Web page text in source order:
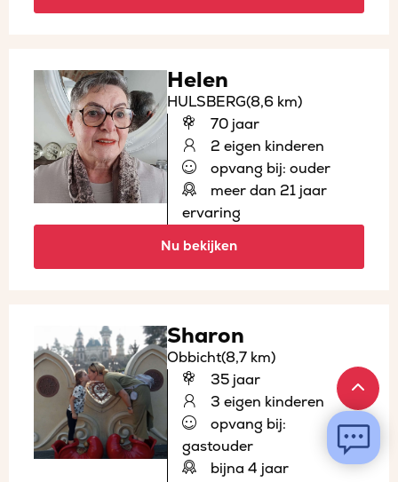
Helen
HULSBERG(8,6 km)
70 jaar
2 eigen kinderen
opvang bij: ouder
meer dan 21 jaar
ervaring
Nu bekijken
Sharon
Obbicht(8,7 km)
35 jaar
3 eigen kinderen
opvang bij:
gastouder
bijna 4 jaar